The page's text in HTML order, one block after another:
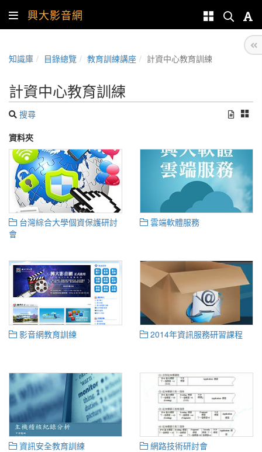
興大影音網
知識庫 目錄總覽 教育訓練講座 計資中心教育訓練
計資中心教育訓練
搜尋
資料夾
台灣綜合大學個資保護研討
會
雲端軟體服務
影音網教育訓練 2014年資訊服務研習課程
資訊安全教育訓練 網路技術研討會